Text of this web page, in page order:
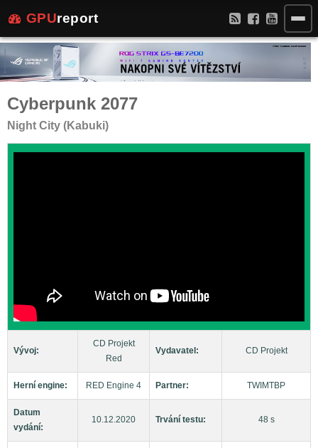
GPUreport
Cyberpunk 2077
Night City (Kabuki)
Vývoj:
CD Projekt
Red
Vydavatel: CD Projekt
Herní engine: RED Engine 4 Partner: TWIMTBP
Datum
vydání:
10.12.2020 Trvání testu: 48 s